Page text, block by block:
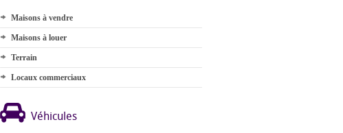
Maisons à vendre
Maisons à louer
Terrain
Locaux commerciaux
Véhicules